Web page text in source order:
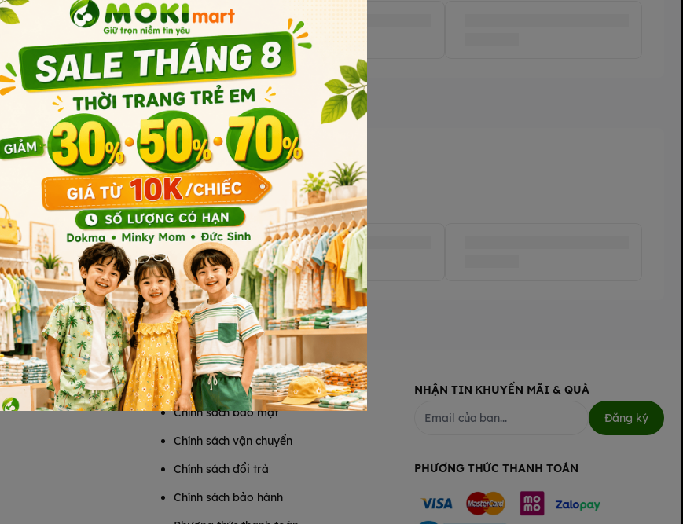
Sản phẩm cùng phân khúc
HỖ TRỢ KHÁCH HÀNG
Chính sách bảo mật
Chính sách vận chuyển
Chính sách đổi trả
Chính sách bảo hành
NHẬN TIN KHUYẾN MÃI & QUÀ
Đăng ký
PHƯƠNG THỨC THANH TOÁN